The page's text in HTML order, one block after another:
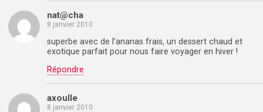
nat@cha
8 janvier 2010
superbe avec de l’ananas frais, un dessert chaud et
exotique parfait pour nous faire voyager en hiver !
Répondre
axoulle
8 janvier 2010